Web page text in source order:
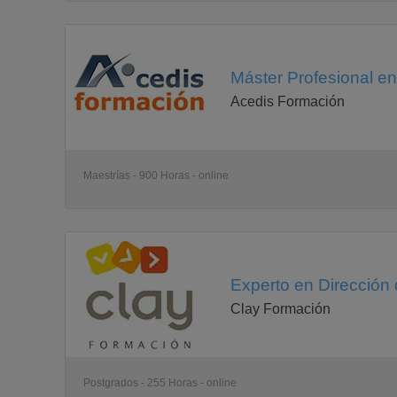
Gestión de la prevención de riesgos laborales
-Producción, logística, calidad e innovación
Estadística para la gestión empresarial
Creatividad e innovación en la empresa
Internet servicios básicos
Máster Profesional
Acedis Formación
Maestrías - 900 Horas - online
Experto en Dirección
Clay Formación
Postgrados - 255 Horas - online